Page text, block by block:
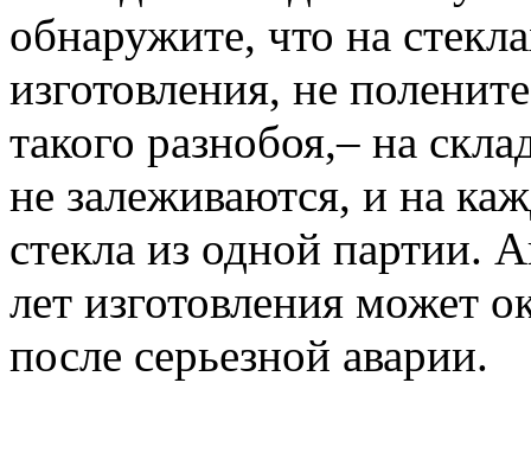
обнаружите, что на
изготовления, не
такого разнобоя,– на
не залеживаются, и на
стекла из одной партии.
лет изготовления может
после серьезной аварии.